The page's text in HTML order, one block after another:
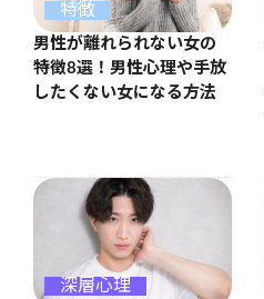
特徴
男性が離れられない女の
特徴8選！男性心理や手放
したくない女になる方法
深層心理